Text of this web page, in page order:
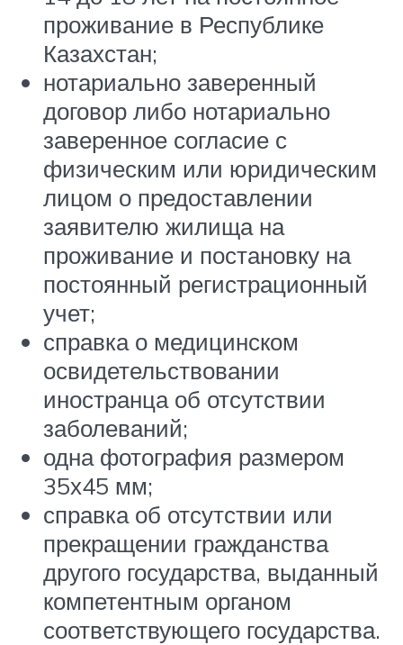
проживание в Республике
Казахстан;
нотариально заверенный
договор либо нотариально
заверенное согласие с
физическим или юридическим
лицом о предоставлении
заявителю жилища на
проживание и постановку на
постоянный регистрационный
учет;
справка о медицинском
освидетельствовании
иностранца об отсутствии
заболеваний;
одна фотография размером
35х45 мм;
справка об отсутствии или
прекращении гражданства
другого государства, выданный
компетентным органом
соответствующего государства.